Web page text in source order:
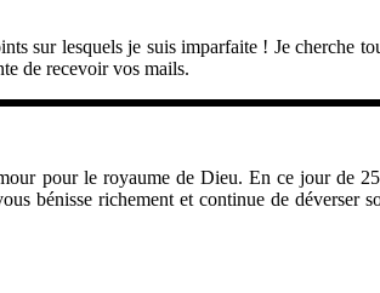
sur lesquels je suis imparfaite ! Je cherche
de recevoir vos mails.
pour le royaume de Dieu. En ce jour de
bénisse richement et continue de déverser